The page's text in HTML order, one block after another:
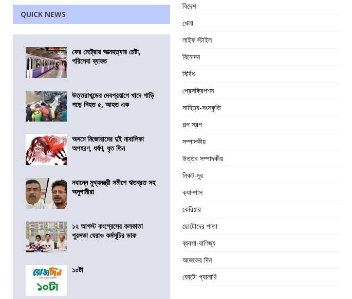
QUICK NEWS
ফের মেট্রোয় আত্মহত্যার চেষ্টা,
পরিসেবা ব্যাহত
উত্তরাখন্ডের দেবপ্রয়াগে খাদে গাড়ি
পড়ে নিহত ৫, আহত এক
অসমে মিজোরামের দুই নাবালিকা
অপহরণ, ধর্ষণ, ধৃত তিন
নবান্নে মুখ্যমন্ত্রী সমীপে ঋতব্রত সহ
অনুগামীরা
১২ আগস্ট কংগ্রেসের কলকাতা
পুরসভা ঘেরাও কর্মসূচির ডাক
১০টা
বিদেশ
খেলা
লাইফ স্টাইল
বিনোদন
বিবিধ
প্রেসক্রিপশন
সাহিত্য-সংস্কৃতি
গল্প স্বল্প
সম্পাদকীয়
উত্তর সম্পাদকীয়
নিকট-দূর
ক্যাম্পাস
কেরিয়ার
ছোটোদের পাতা
ব্যবসা-বাণিজ্য
আজকের দিন
ফোটো গ্যালারি